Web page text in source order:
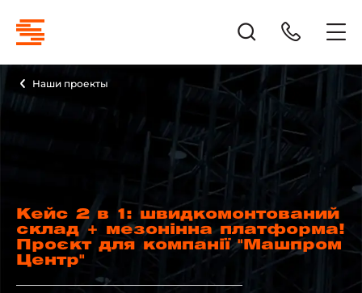
Наши проекты
Кейс 2 в 1: швидкомонтований
склад + мезонінна платформа!
Проєкт для компанії "Машпром
Центр"